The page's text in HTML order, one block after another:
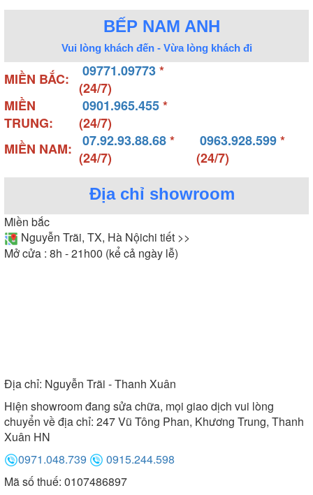
BẾP NAM ANH
Vui lòng khách đến - Vừa lòng khách đi
MIỀN BẮC: 09771.09773*
(24/7)
MIỀN
TRUNG:
0901.965.455*
(24/7)
MIỀN NAM:
07.92.93.88.68*
(24/7)
0963.928.599*
(24/7)
Địa chỉ showroom
Miền bắc
Nguyễn Trãi, TX, Hà Nộichi tiết >>
Mở cửa : 8h - 21h00 (kể cả ngày lễ)
Địa chỉ: Nguyễn Trãi - Thanh Xuân
Hiện showroom đang sửa chữa, mọi giao dịch vui lòng
chuyển về địa chỉ: 247 Vũ Tông Phan, Khương Trung, Thanh
Xuân HN
0971.048.739
0915.244.598
Mã số thuế: 0107486897